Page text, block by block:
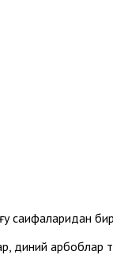
саҳифаларидан
диний